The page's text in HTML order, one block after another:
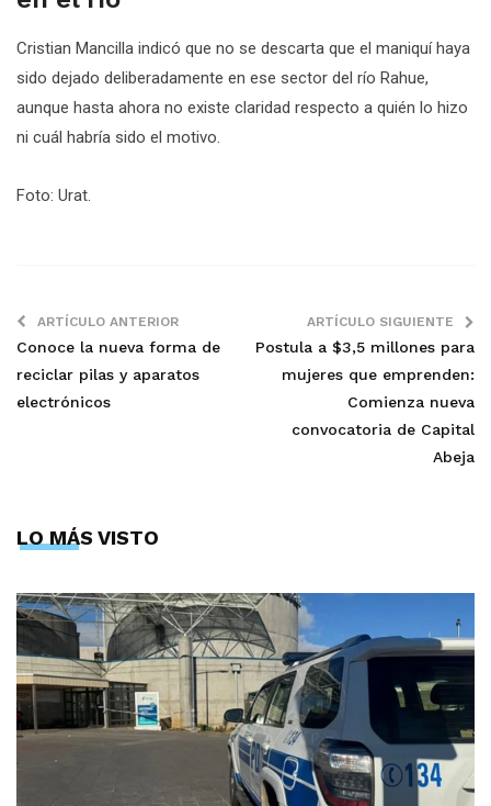
Cristian Mancilla indicó que no se descarta que el maniquí haya
sido dejado deliberadamente en ese sector del río Rahue,
aunque hasta ahora no existe claridad respecto a quién lo hizo
ni cuál habría sido el motivo.
Foto: Urat.
ARTÍCULO ANTERIOR
Conoce la nueva forma de
reciclar pilas y aparatos
electrónicos
ARTÍCULO SIGUIENTE
Postula a $3,5 millones para
mujeres que emprenden:
Comienza nueva
convocatoria de Capital
Abeja
LO MÁS VISTO